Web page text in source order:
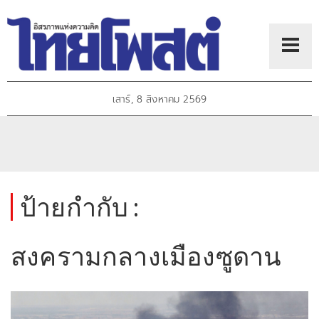
เสาร์, 8 สิงหาคม 2569
ป้ายกำกับ :
สงครามกลางเมืองซูดาน